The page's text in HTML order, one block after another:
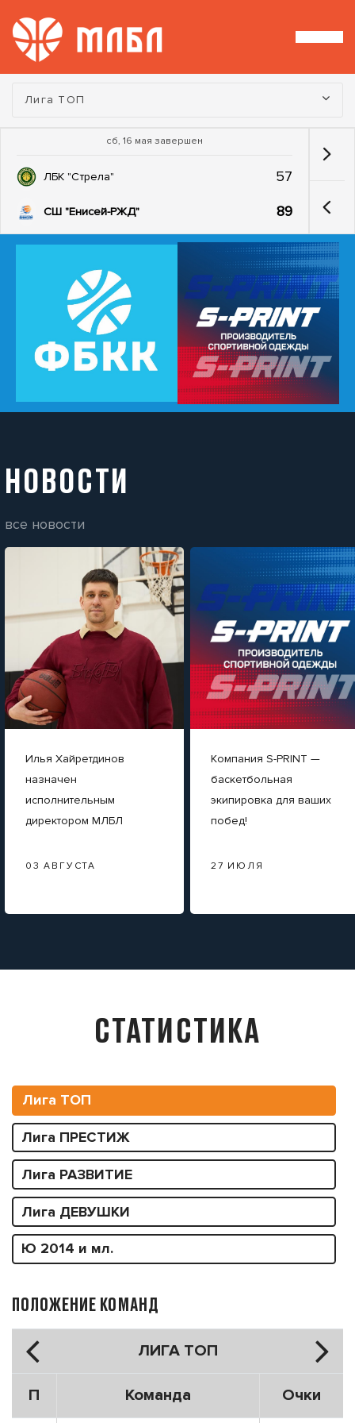
Турнир:
Лига ТОП
сб, 16 мая завершен
ЛБК "Стрела" 57
СШ "Енисей-РЖД" 89
НОВОСТИ
все новости
Илья Хайретдинов
назначен
исполнительным
директором МЛБЛ
03 АВГУСТА
Компания S-PRINT —
баскетбольная
экипировка для ваших
побед!
27 ИЮЛЯ
СТАТИСТИКА
Лига ТОП
Лига ПРЕСТИЖ
Лига РАЗВИТИЕ
Лига ДЕВУШКИ
Ю 2014 и мл.
ПОЛОЖЕНИЕ КОМАНД
ЛИГА ТОП
П Команда Очки